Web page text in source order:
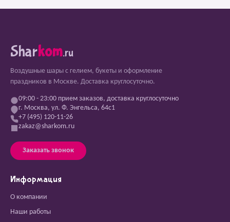
Sharkom.ru
Воздушные шары с гелием, букеты и оформление
праздников в Москве. Доставка круглосуточно.
09:00 - 23:00 прием заказов, доставка круглосуточно
г. Москва, ул. Ф. Энгельса, 64с1
+7 (495) 120-11-26
zakaz@sharkom.ru
Заказать звонок
Информация
О компании
Наши работы